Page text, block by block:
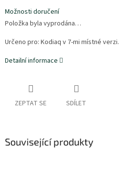
Možnosti doručení
Položka byla vyprodána…
Určeno pro: Kodiaq v 7-mi místné verzi.
Detailní informace
ZEPTAT SE SDÍLET
Související produkty